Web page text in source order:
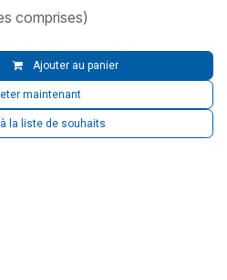
comprises)
Ajouter au panier
maintenant
la liste de souhaits